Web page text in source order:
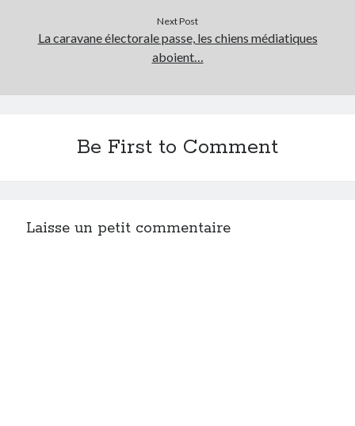
Next Post
La caravane électorale passe, les chiens médiatiques
aboient…
Be First to Comment
Laisse un petit commentaire